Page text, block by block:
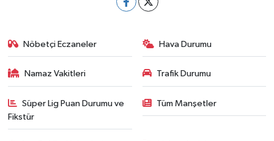
Nöbetçi Eczaneler Hava Durumu
Namaz Vakitleri Trafik Durumu
Süper Lig Puan Durumu ve
Fikstür
Tüm Manşetler